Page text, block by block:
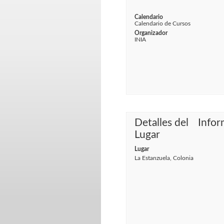
Calendario
Calendario de Cursos
Organizador
INIA
Detalles del
Lugar
Lugar
La Estanzuela, Colonia